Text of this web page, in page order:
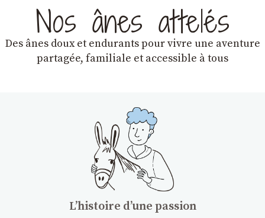
Nos ânes attelés
Des ânes doux et endurantspour vivre une aventure
partagée, familiale et accessible à tous
Lʼhistoire dʼune passion